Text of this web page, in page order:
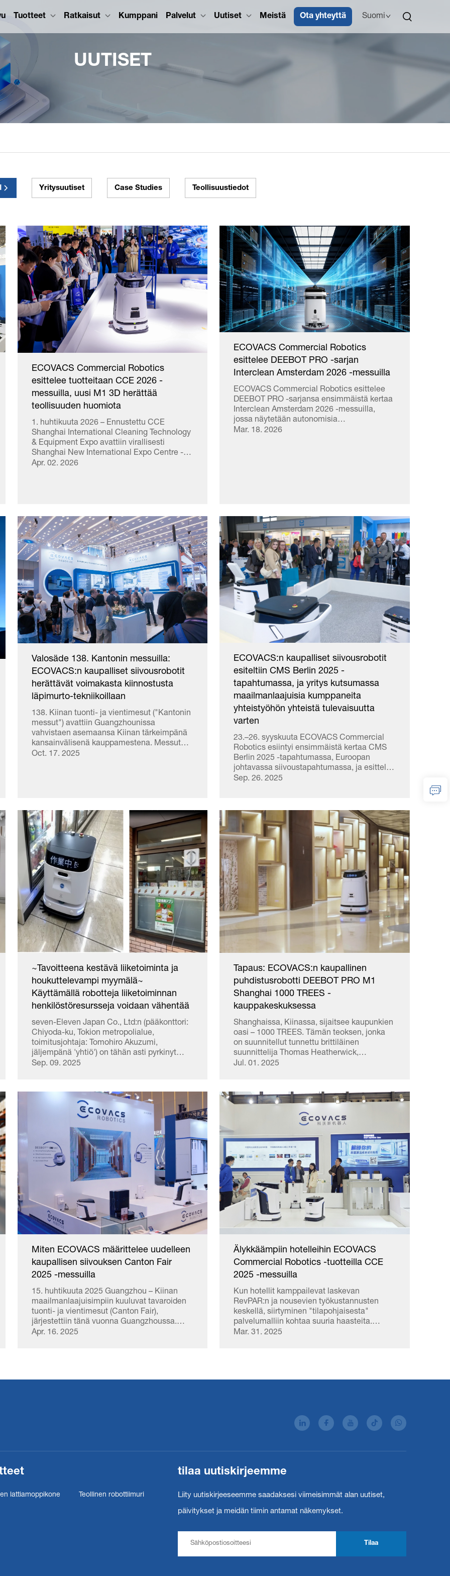
Tuotteet Ratkaisut Kumppani Palvelut Uutiset Meistä Ota yhteyttä Suomi
UUTISET
Yritysuutiset Case Studies Teollisuustiedot
ECOVACS Commercial Robotics
esittelee tuotteitaan CCE 2026 -
messuilla, uusi M1 3D herättää
teollisuuden huomiota
1. huhtikuuta 2026 – Ennustettu CCE
Shanghai International Cleaning Technology
& Equipment Expo avattiin virallisesti
Shanghai New International Expo Centre -
messukeskuksessa. Tämä on yksi
Apr. 02. 2026
ECOVACS Commercial Robotics
esittelee DEEBOT PRO -sarjan
Interclean Amsterdam 2026 -messuilla
ECOVACS Commercial Robotics esittelee
DEEBOT PRO -sarjansa ensimmäistä kertaa
Interclean Amsterdam 2026 -messuilla,
jossa näytetään autonomisia
siivousratkaisuja kaupallisille tiloille.
Mar. 18. 2026
Valosäde 138. Kantonin messuilla:
ECOVACS:n kaupalliset siivousrobotit
herättävät voimakasta kiinnostusta
läpimurto-tekniikoillaan
138. Kiinan tuonti- ja vientimesut ("Kantonin
messut") avattiin Guangzhounissa
vahvistaen asemaansa Kiinan tärkeimpänä
kansainvälisenä kauppamestena. Messut
kohdistavat maailmanlaajuista huomiota
Oct. 17. 2025
ECOVACS:n kaupalliset siivousrobotit
esiteltiin CMS Berlin 2025 -
tapahtumassa, ja yritys kutsumassa
maailmanlaajuisia kumppaneita
yhteistyöhön yhteistä tulevaisuutta
varten
23.–26. syyskuuta ECOVACS Commercial
Robotics esiintyi ensimmäistä kertaa CMS
Berlin 2025 -tapahtumassa, Euroopan
johtavassa siivoustapahtumassa, ja esitteli
vahvaa innovaatiotoimintaaan ja globaaleja
Sep. 26. 2025
~Tavoitteena kestävä liiketoiminta ja
houkuttelevampi myymälä~
Käyttämällä robotteja liiketoiminnan
henkilöstöresursseja voidaan vähentää
seven-Eleven Japan Co., Ltd:n (pääkonttori:
Chiyoda-ku, Tokion metropolialue,
toimitusjohtaja: Tomohiro Akuzumi,
jäljempänä 'yhtiö') on tähän asti pyrkinyt
ottamaan käyttöön henkilöstövähennyksiä ja
ympäristön muutoksiin ja edistää kestävää
myymälätoimintaa. Ottaen huomioon viime
aikoina robotti- ja muun teknologian
kehittymisen, yhtiö aikoo tehdä testejä
'henkilöstövähennykseen tarkoitettujen
robottien' ja 'avataaripalvelujärjestelmien'
käytöstä niissä liiketoiminnan osa-alueissa,
joissa tehtävät voidaan suorittaa robottien
tai muun automaation avulla ilman ihmisten
apua, vuoteen 2025 syksyyn mennessä.
Sep. 09. 2025
Tapaus: ECOVACS:n kaupallinen
puhdistusrobotti DEEBOT PRO M1
Shanghai 1000 TREES -
kauppakeskuksessa
Shanghaissa, Kiinassa, sijaitsee kaupunkien
oasi – 1000 TREES. Tämän teoksen, jonka
on suunnitellut tunnettu brittiläinen
suunnittelija Thomas Heatherwick,
inspiroivat Huangshanin maastonmuodot, ja
ensimmäinen...
Jul. 01. 2025
Miten ECOVACS määrittelee uudelleen
kaupallisen siivouksen Canton Fair
2025 -messuilla
15. huhtikuuta 2025 Guangzhou – Kiinan
maailmanlaajuisimpiin kuuluvat tavaroiden
tuonti- ja vientimesut (Canton Fair),
järjestettiin tänä vuonna Guangzhoussa.
Vuoden 2025 messut, jotka ovat mittari
Apr. 16. 2025
Älykkäämpiin hotelleihin ECOVACS
Commercial Robotics -tuotteilla CCE
2025 -messuilla
Kun hotellit kamppailevat laskevan
RevPAR:n ja nousevien työkustannusten
keskellä, siirtyminen "tilapohjaisesta"
palvelumalliin kohtaa suuria haasteita.
Siivous – tärkeä kosketuspiste asiakkaan
Mar. 31. 2025
lattiamoppikone Teollinen robottiimuri
tilaa uutiskirjeemme
Liity uutiskirjeeseemme saadaksesi viimeisimmät alan uutiset,
päivitykset ja meidän tiimin antamat näkemykset.
Tilaa